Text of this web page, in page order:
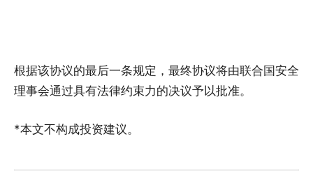
根据该协议的最后一条规定，最终协议将由联合国安全
理事会通过具有法律约束力的决议予以批准。
*本文不构成投资建议。